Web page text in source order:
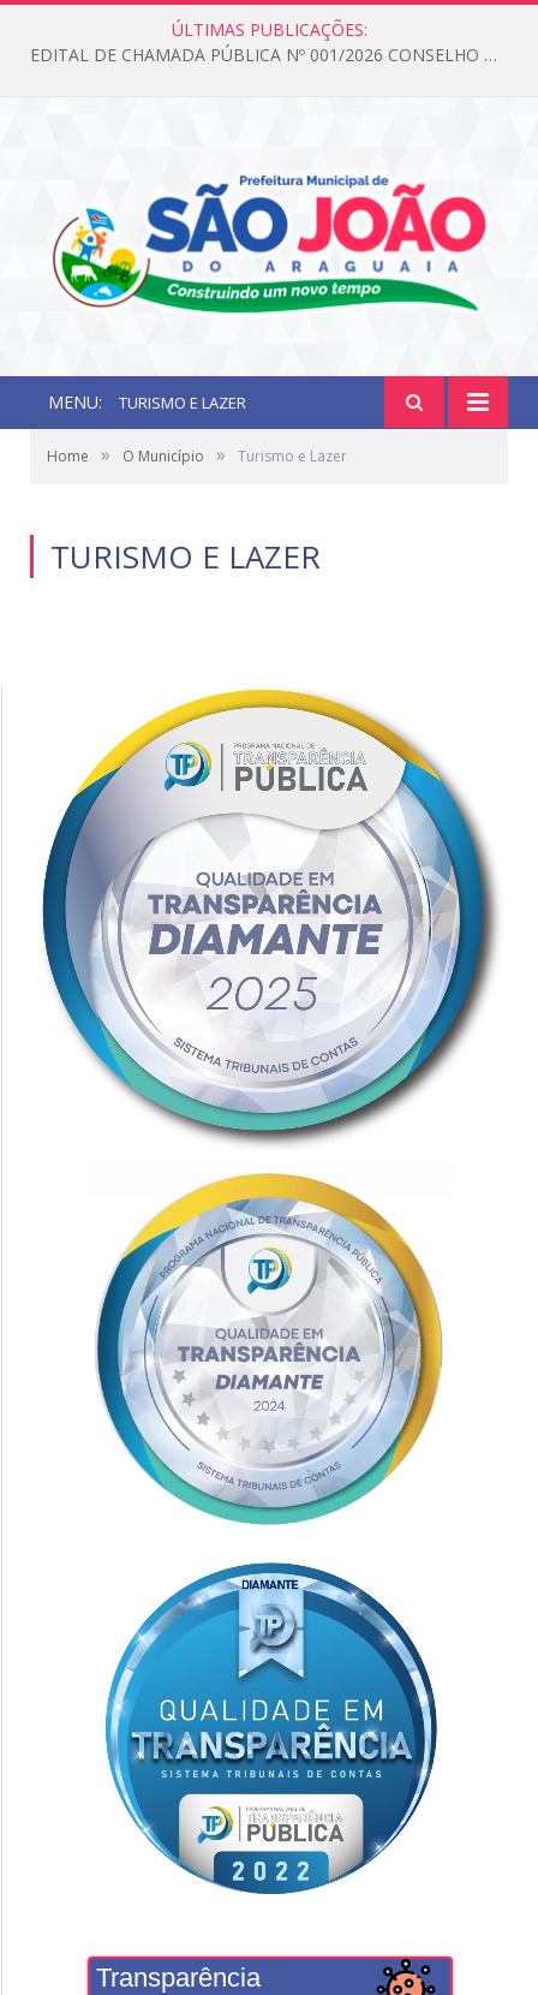
ÚLTIMAS PUBLICAÇÕES:
EDITAL DE CHAMADA PÚBLICA Nº 001/2026 CONSELHO DOS DIREITOS DA CRIANÇA E DO ADOLESCENTE
MENU: TURISMO E LAZER
Home » O Município » Turismo e Lazer
TURISMO E LAZER
Transparência